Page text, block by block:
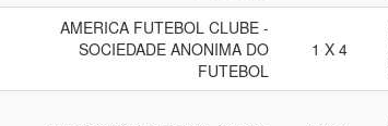
AMERICA FUTEBOL CLUBE -
SOCIEDADE ANONIMA DO
FUTEBOL
1 X 4